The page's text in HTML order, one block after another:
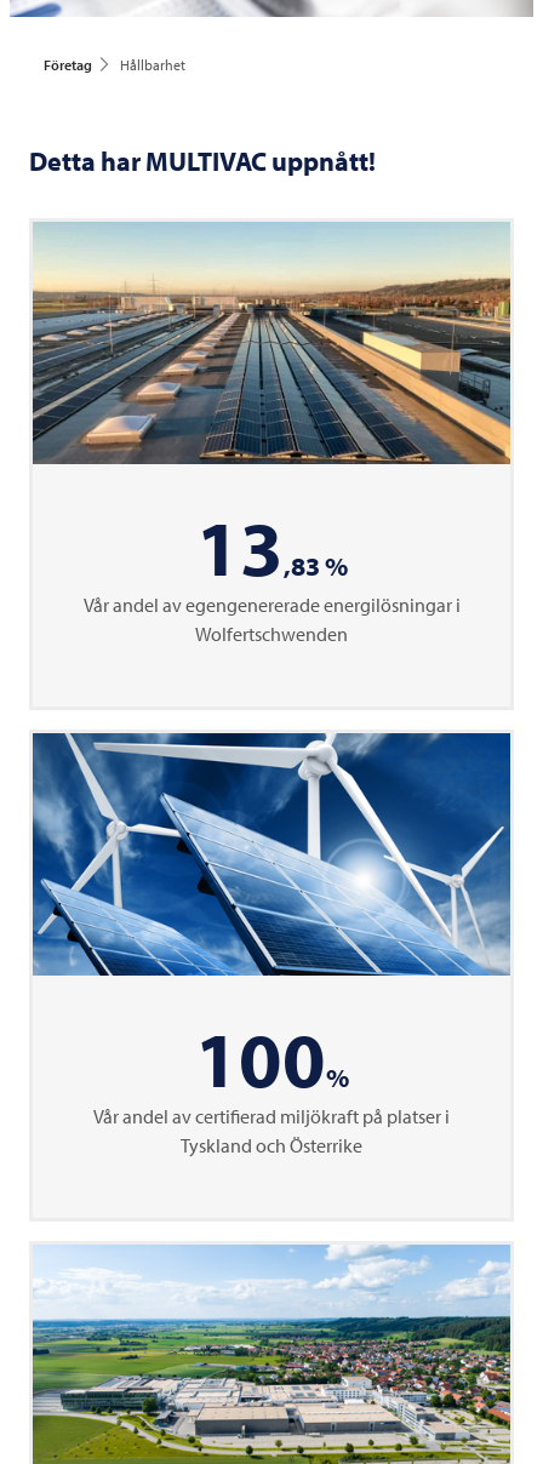
Företag Hållbarhet
Detta harMULTIVACuppnått!
13,83 %
Vår andel av egengenererade energilösningar i
Wolfertschwenden
100%
Vår andel av certifierad miljökraft på platser i
Tyskland och Österrike